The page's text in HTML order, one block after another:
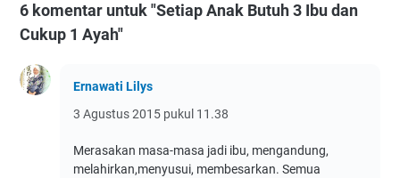
6 komentar untuk "Setiap Anak Butuh 3 Ibu dan
Cukup 1 Ayah"
Ernawati Lilys
3 Agustus 2015 pukul 11.38
Merasakan masa-masa jadi ibu, mengandung,
melahirkan,menyusui, membesarkan. Semua